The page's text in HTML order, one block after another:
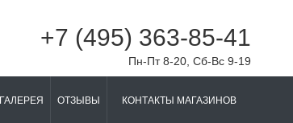
+7 (495) 363-85-41
Пн-Пт 8-20, Сб-Вс 9-19
ГАЛЕРЕЯ ОТЗЫВЫ КОНТАКТЫ МАГАЗИНОВ